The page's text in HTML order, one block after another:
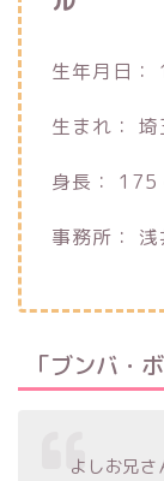
生年月日：
生まれ： 埼
身長： 175
事務所：
「ブンバ・
よしお兄さ